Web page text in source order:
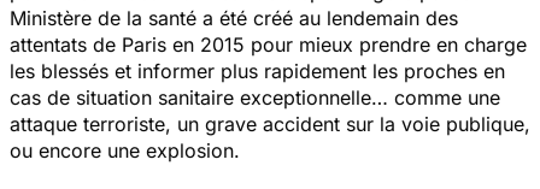
Ministère de la santé a été créé au lendemain des
attentats de Paris en 2015 pour mieux prendre en charge
les blessés et informer plus rapidement les proches en
cas de situation sanitaire exceptionnelle… comme une
attaque terroriste, un grave accident sur la voie publique,
ou encore une explosion.